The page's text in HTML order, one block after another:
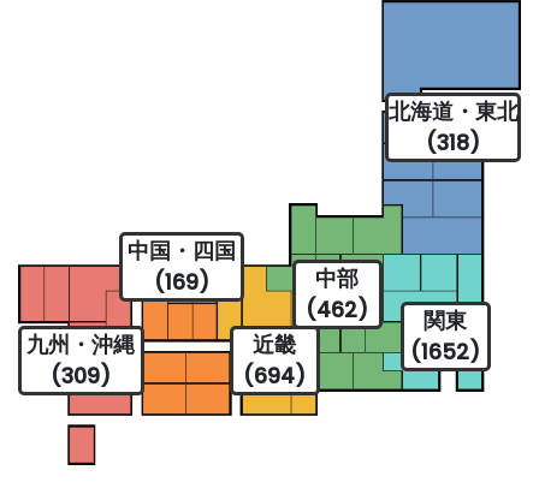
北海道・東北
(318)
関東
(1652)
中部
(462)
近畿
(694)
中国・四国
(169)
九州・沖縄
(309)